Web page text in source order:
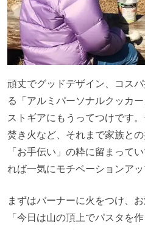
頑丈でグッドデザイン、コス
る「アルミパーソナルクッカ
ストギアにもうってつけです
焚き火など、それまで家族と
「お手伝い」の粋に留まって
れば一気にモチベーションアッ
まずはバーナーに火をつけ、
「今日は山の頂上でパスタを